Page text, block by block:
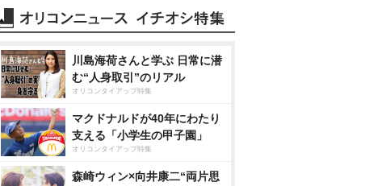
川島海荷さんと学ぶ 日常に潜
む“人身取引”のリアル
オリコンタイアップ特集
マクドナルドが40年にわたり
支える「小学生の甲子園」
オリコンタイアップ特集
森崎ウィン×向井康二“両片思